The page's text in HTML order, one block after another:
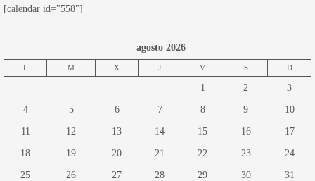
[calendar id="558"]
agosto 2026
L M X J V S D
1 2 3
4 5 6 7 8 9 10
11 12 13 14 15 16 17
18 19 20 21 22 23 24
25 26 27 28 29 30
31